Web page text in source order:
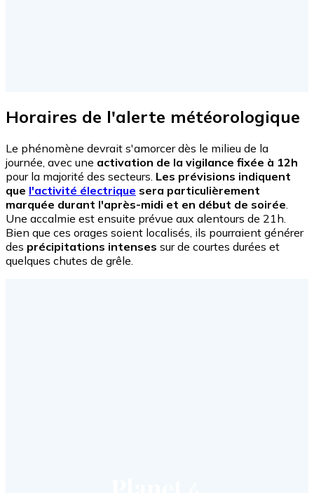
Horaires de l'alerte météorologique
Le phénomène devrait s'amorcer dès le milieu de la
journée, avec une activation de la vigilance fixée à 12h
pour la majorité des secteurs. Les prévisions indiquent
que l'activité électrique sera particulièrement
marquée durant l'après-midi et en début de soirée
Une accalmie est ensuite prévue aux alentours de 21h.
Bien que ces orages soient localisés, ils pourraient générer
des précipitations intenses sur de courtes durées et
quelques chutes de grêle.